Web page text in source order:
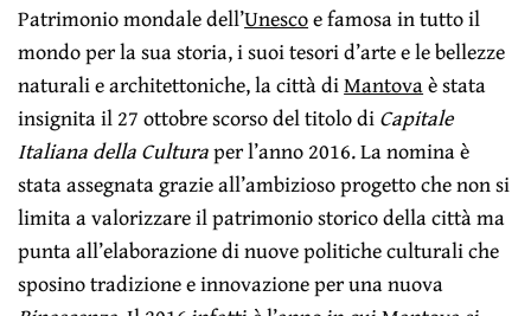
Patrimonio mondale dell’Unescoe famosa in tutto il
mondo per la sua storia, i suoi tesori d’arte e le bellezze
naturali e architettoniche, la città diMantovaè stata
insignita il 27 ottobre scorso del titolo diCapitale
Italiana della Culturaper l’anno 2016. La nomina è
stata assegnata grazie all’ambizioso progetto che non si
limita a valorizzare il patrimonio storico della città ma
punta all’elaborazione di nuove politiche culturali che
sposino tradizione e innovazione per una nuova